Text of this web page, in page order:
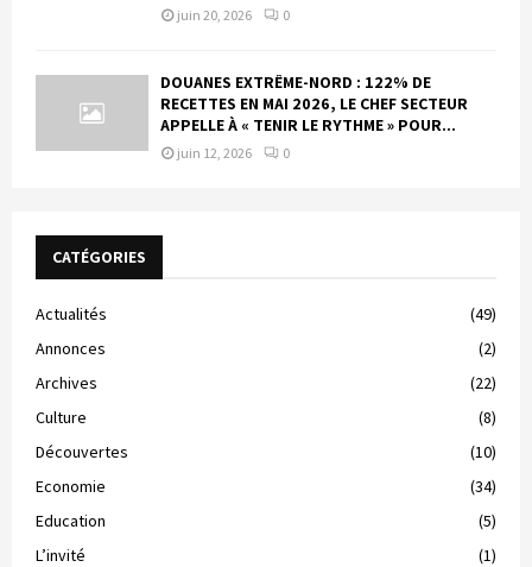
juin 20, 2026 0
DOUANES EXTRÊME-NORD : 122% DE
RECETTES EN MAI 2026, LE CHEF SECTEUR
APPELLE À « TENIR LE RYTHME » POUR...
juin 12, 2026 0
CATÉGORIES
Actualités
(49)
Annonces
(2)
Archives
(22)
Culture
(8)
Découvertes
(10)
Economie
(34)
Education
(5)
L’invité
(1)